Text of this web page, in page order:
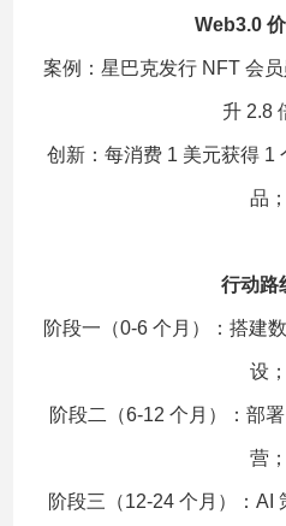
Web3.0
案例：星巴克发行 NFT 会
升 2.8
创新：每消费 1 美元获得 1
品；
行动路
阶段一（0-6 个月）：搭建
设；
阶段二（6-12 个月）：部
营；
阶段三（12-24 个月）：AI